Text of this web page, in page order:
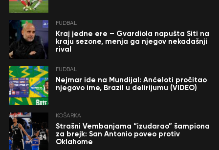
FUDBAL
Kraj jedne ere – Gvardiola napušta Siti na
kraju sezone, menja ga njegov nekadašnji
rival
FUDBAL
Nejmar ide na Mundijal: Anćeloti pročitao
njegovo ime, Brazil u delirijumu (VIDEO)
KOŠARKA
Strašni Vembanjama “izudarao” šampiona
za brejk: San Antonio poveo protiv
Oklahome